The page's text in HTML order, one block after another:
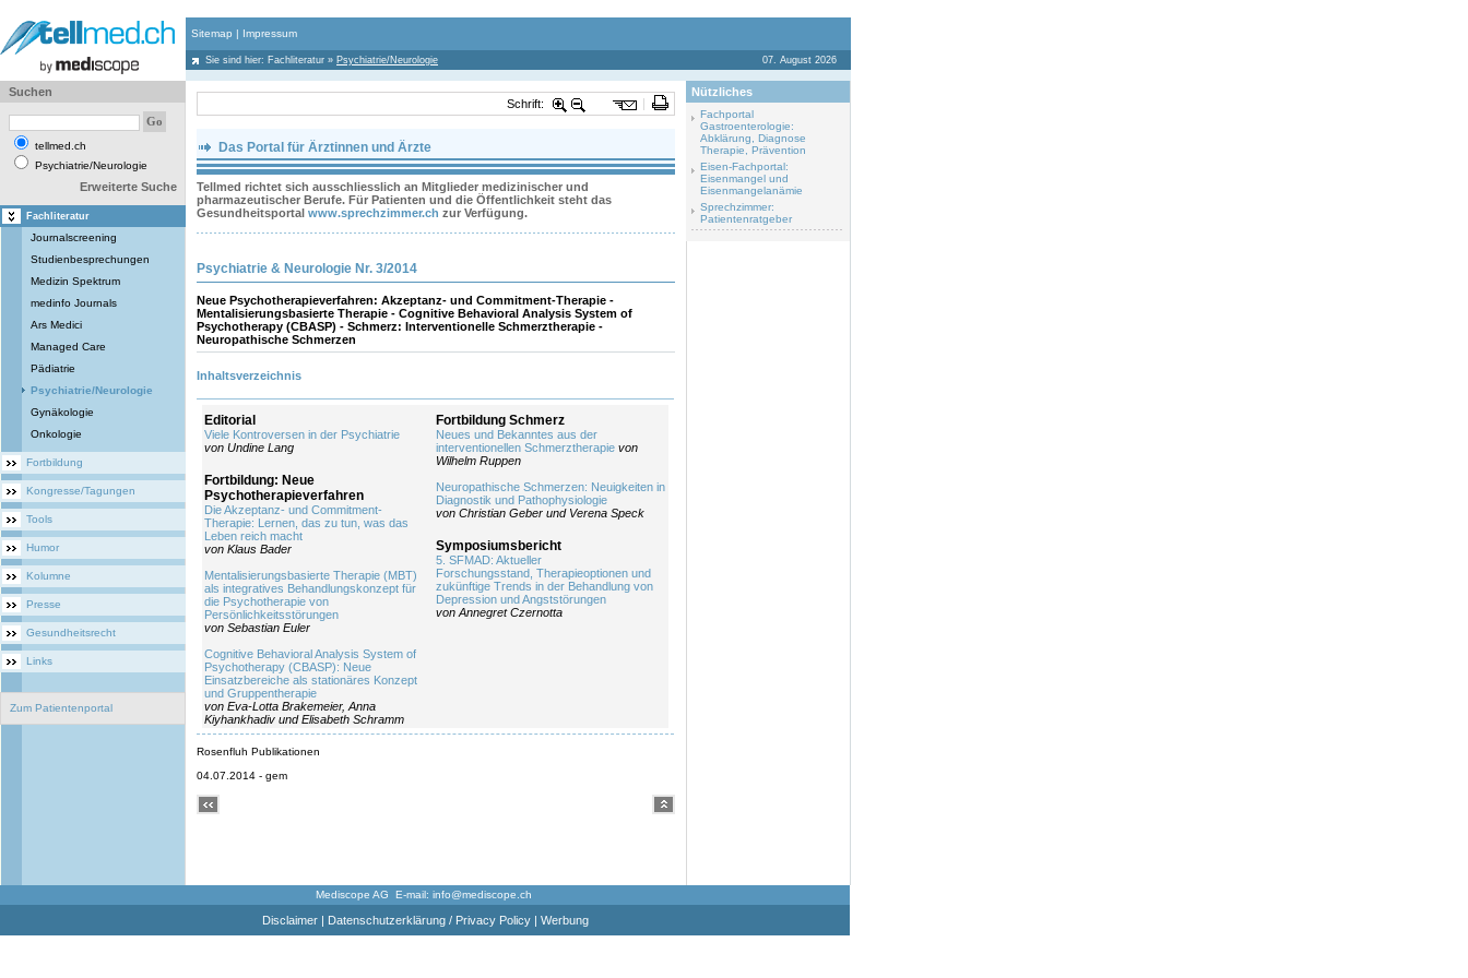
Sitemap | Impressum
Sie sind hier: Fachliteratur » Psychiatrie/Neurologie 07. August 2026
Suchen
tellmed.ch
Psychiatrie/Neurologie
Erweiterte Suche
Fachliteratur
Journalscreening
Studienbesprechungen
Medizin Spektrum
medinfo Journals
Ars Medici
Managed Care
Pädiatrie
Psychiatrie/Neurologie
Gynäkologie
Onkologie
Fortbildung
Kongresse/Tagungen
Tools
Humor
Kolumne
Presse
Gesundheitsrecht
Links
Zum Patientenportal
Schrift:
Das Portal für Ärztinnen und Ärzte
Tellmed richtet sich ausschliesslich an Mitglieder medizinischer und
pharmazeutischer Berufe. Für Patienten und die Öffentlichkeit steht das
Gesundheitsportal www.sprechzimmer.ch zur Verfügung.
Psychiatrie & Neurologie Nr. 3/2014
Neue Psychotherapieverfahren: Akzeptanz- und Commitment-Therapie -
Mentalisierungsbasierte Therapie - Cognitive Behavioral Analysis System of
Psychotherapy (CBASP) - Schmerz: Interventionelle Schmerztherapie -
Neuropathische Schmerzen
Inhaltsverzeichnis
Editorial
Viele Kontroversen in der Psychiatrie
von Undine Lang
Fortbildung: Neue
Psychotherapieverfahren
Die Akzeptanz- und Commitment-
Therapie: Lernen, das zu tun, was das
Leben reich macht
von Klaus Bader
Mentalisierungsbasierte Therapie (MBT)
als integratives Behandlungskonzept für
die Psychotherapie von
Persönlichkeitsstörungen
von Sebastian Euler
Cognitive Behavioral Analysis System of
Psychotherapy (CBASP): Neue
Einsatzbereiche als stationäres Konzept
und Gruppentherapie
von Eva-Lotta Brakemeier, Anna
Kiyhankhadiv und Elisabeth Schramm
Fortbildung Schmerz
Neues und Bekanntes aus der
interventionellen Schmerztherapie von
Wilhelm Ruppen
Neuropathische Schmerzen: Neuigkeiten in
Diagnostik und Pathophysiologie
von Christian Geber und Verena Speck
Symposiumsbericht
5. SFMAD: Aktueller
Forschungsstand, Therapieoptionen und
zukünftige Trends in der Behandlung von
Depression und Angststörungen
von Annegret Czernotta
Rosenfluh Publikationen
04.07.2014 - gem
Nützliches
Fachportal
Gastroenterologie:
Abklärung, Diagnose
Therapie, Prävention
Eisen-Fachportal:
Eisenmangel und
Eisenmangelanämie
Sprechzimmer:
Patientenratgeber
Mediscope AG E-mail: info@mediscope.ch
Disclaimer| Datenschutzerklärung / Privacy Policy| Werbung